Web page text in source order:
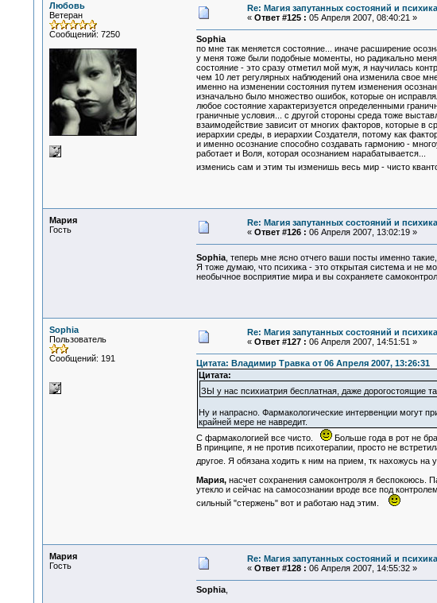
Любовь
Ветеран
Сообщений: 7250
Re: Магия запутанных состояний и психика
« Ответ #125 : 05 Апреля 2007, 08:40:21 »
Sophia
по мне так меняется состояние... иначе расширение
у меня тоже были подобные моменты, но радикально
состояние - это сразу отметил мой муж, я научилась
чем 10 лет регулярных наблюдений она изменила свое
именно на изменении состояния путем изменения
изначально было множество ошибок, которые он
любое состояние характеризуется определенными
граничные условия... с другой стороны среда тоже
взаимодействие зависит от многих факторов, которые в
иерархии среды, в иерархии Создателя, потому как
и именно осознание способно создавать гармонию -
работает и Воля, которая осознанием нарабатывается...
изменись сам и этим ты изменишь весь мир - чисто
Мария
Гость
Re: Магия запутанных состояний и психика
« Ответ #126 : 06 Апреля 2007, 13:02:19 »
Sophia, теперь мне ясно отчего ваши посты именно
Я тоже думаю, что психика - это открытая система и не
необычное восприятие мира и вы сохраняете
Sophia
Пользователь
Сообщений: 191
Re: Магия запутанных состояний и психика
« Ответ #127 : 06 Апреля 2007, 14:51:51 »
Цитата: Владимир Травка от 06 Апреля 2007, 13:26:31
Цитата:
ЗЫ у нас психиатрия бесплатная, даже дорогостоящие
Ну и напрасно. Фармакологические интервенции могут
крайней мере не навредит.
С фармакологией все чисто.
Больше года в рот не
В принципе, я не против психотерапии, просто не
другое. Я обязана ходить к ним на прием, тк нахожусь
Мария,насчет сохранения самоконтроля я беспокоюсь.
утекло и сейчас на самосознании вроде все под
сильный "стержень" вот и работаю над этим.
Мария
Гость
Re: Магия запутанных состояний и психика
« Ответ #128 : 06 Апреля 2007, 14:55:32 »
Sophia,